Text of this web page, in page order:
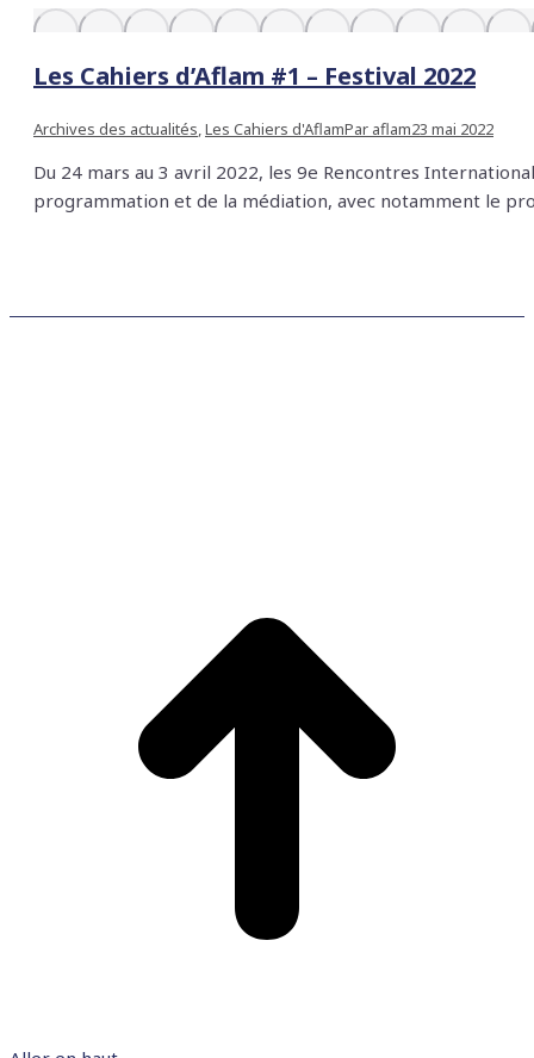
Les Cahiers d’Aflam #1 – Festival 2022
Archives des actualités,Les Cahiers d'AflamPar aflam23 mai 2022
Du 24 mars au 3 avril 2022, les 9e Rencontres
programmation et de la médiation, avec notamment le